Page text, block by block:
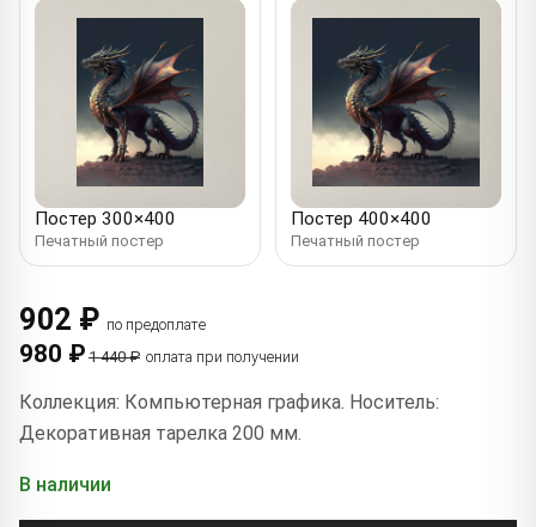
Постер 300×400
Печатный постер
Постер 400×400
Печатный постер
902 ₽ по предоплате
980 ₽ 1 440 ₽ оплата при получении
Коллекция: Компьютерная графика. Носитель:
Декоративная тарелка 200 мм.
В наличии